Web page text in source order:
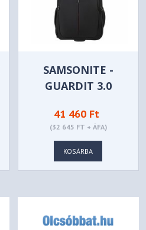
SAMSONITE -
GUARDIT 3.0
BACKPACK WITH
WHEELS 15,6"
BLACK - 155203-
1041
41 460 Ft
(32 645 FT + ÁFA)
KOSÁRBA